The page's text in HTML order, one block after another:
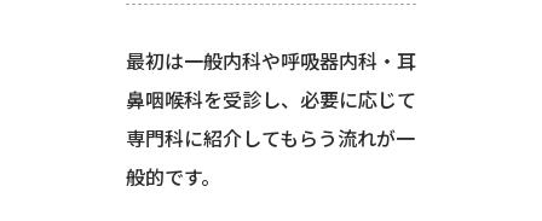
最初は一般内科や呼吸器内科・耳
鼻咽喉科を受診し、必要に応じて
専門科に紹介してもらう流れが一
般的です。